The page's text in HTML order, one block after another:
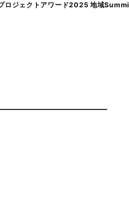
ロジェクトアワード2025 地域